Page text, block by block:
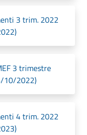
3 trim. 2022
3 trimestre
10/2022)
4 trim. 2022